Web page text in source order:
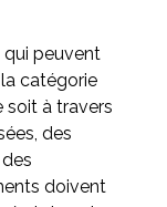
qui peuvent
catégorie
soit à travers
des
doivent